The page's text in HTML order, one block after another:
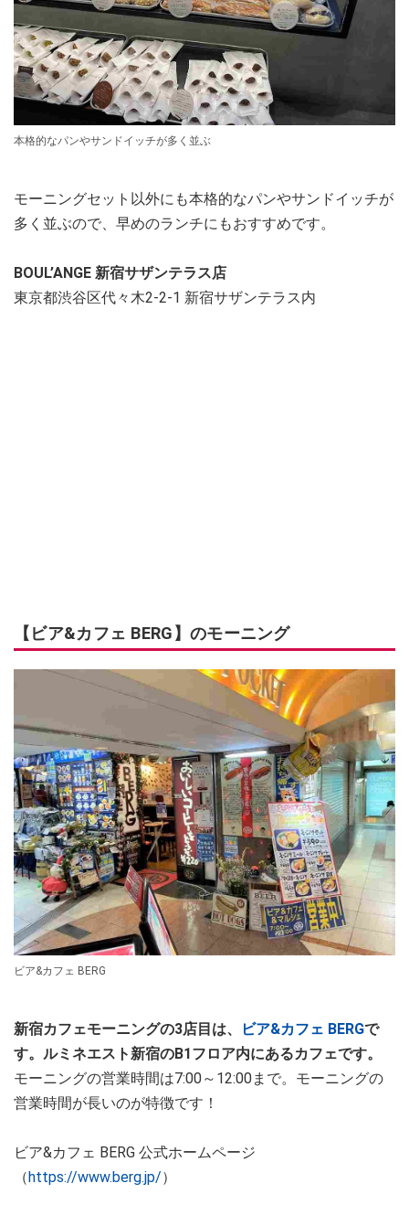
本格的なパンやサンドイッチが多く並ぶ
モーニングセット以外にも本格的なパンやサンドイッチが
多く並ぶので、早めのランチにもおすすめです。
BOUL’ANGE 新宿サザンテラス店
東京都渋谷区代々木2-2-1 新宿サザンテラス内
【ビア&カフェ BERG】のモーニング
ビア&カフェ BERG
新宿カフェモーニングの3店目は、 ビア&カフェ BERGで
す。ルミネエスト新宿のB1フロア内にあるカフェです。
モーニングの営業時間は7:00～12:00まで。モーニングの
営業時間が長いのが特徴です！
ビア&カフェ BERG 公式ホームページ
（https://www.berg.jp/）